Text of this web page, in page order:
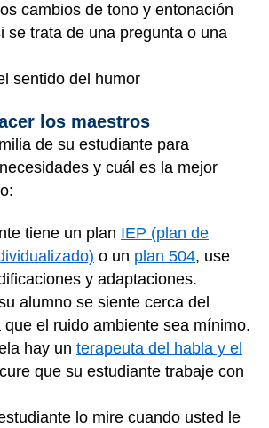
cambios de tono y entonación
se trata de una pregunta o una
sentido del humor
los maestros
de su estudiante para
y cuál es la mejor
tiene un plan IEP (plan de
o un plan 504, use
y adaptaciones.
alumno se siente cerca del
que el ruido ambiente sea mínimo.
hay un terapeuta del habla y el
que su estudiante trabaje con
lo mire cuando usted le